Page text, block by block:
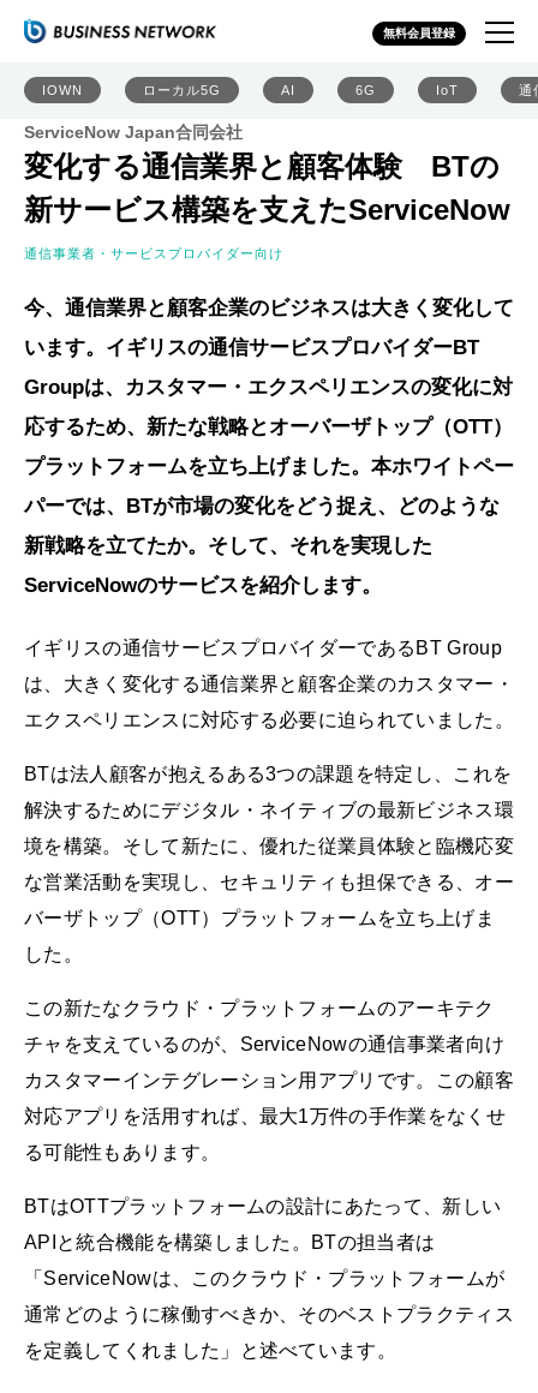
無料会員登録
IOWN ローカル5G AI 6G IoT 通
ServiceNow Japan合同会社
変化する通信業界と顧客体験 BTの
新サービス構築を支えたServiceNow
通信事業者・サービスプロバイダー向け
今、通信業界と顧客企業のビジネスは大きく変化して
います。イギリスの通信サービスプロバイダーBT
Groupは、カスタマー・エクスペリエンスの変化に対
応するため、新たな戦略とオーバーザトップ（OTT）
プラットフォームを立ち上げました。本ホワイトペー
パーでは、BTが市場の変化をどう捉え、どのような
新戦略を立てたか。そして、それを実現した
ServiceNowのサービスを紹介します。
イギリスの通信サービスプロバイダーであるBT Group
は、大きく変化する通信業界と顧客企業のカスタマー・
エクスペリエンスに対応する必要に迫られていました。
BTは法人顧客が抱えるある3つの課題を特定し、これを
解決するためにデジタル・ネイティブの最新ビジネス環
境を構築。そして新たに、優れた従業員体験と臨機応変
な営業活動を実現し、セキュリティも担保できる、オー
バーザトップ（OTT）プラットフォームを立ち上げま
した。
この新たなクラウド・プラットフォームのアーキテク
チャを支えているのが、ServiceNowの通信事業者向け
カスタマーインテグレーション用アプリです。この顧客
対応アプリを活用すれば、最大1万件の手作業をなくせ
る可能性もあります。
BTはOTTプラットフォームの設計にあたって、新しい
APIと統合機能を構築しました。BTの担当者は
「ServiceNowは、このクラウド・プラットフォームが
通常どのように稼働すべきか、そのベストプラクティス
を定義してくれました」と述べています。